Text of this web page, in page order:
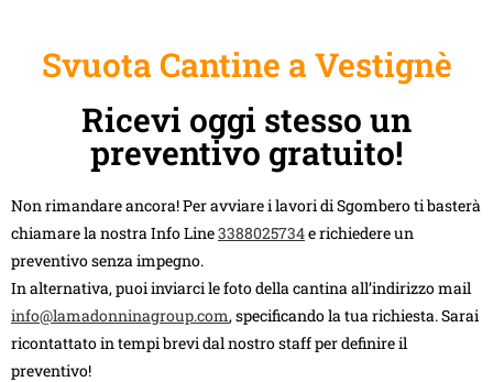
Svuota Cantine a Vestignè
Ricevi oggi stesso un
preventivo gratuito!
Non rimandare ancora! Per avviare i lavori di Sgombero ti basterà
chiamare la nostra Info Line3388025734e richiedere un
preventivo senza impegno.
In alternativa, puoi inviarci le foto della cantina all’indirizzo mail
info@lamadonninagroup.com, specificando la tua richiesta. Sarai
ricontattato in tempi brevi dal nostro staff per definire il
preventivo!